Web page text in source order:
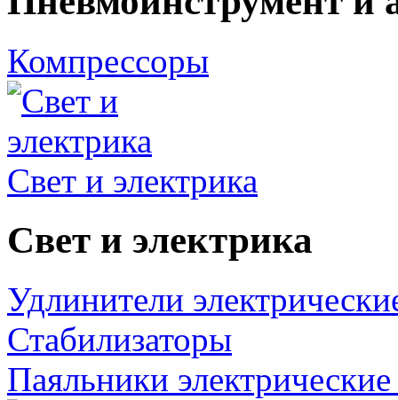
Компрессоры
Свет и электрика
Свет и электрика
Удлинители
Стабилизаторы
Паяльники